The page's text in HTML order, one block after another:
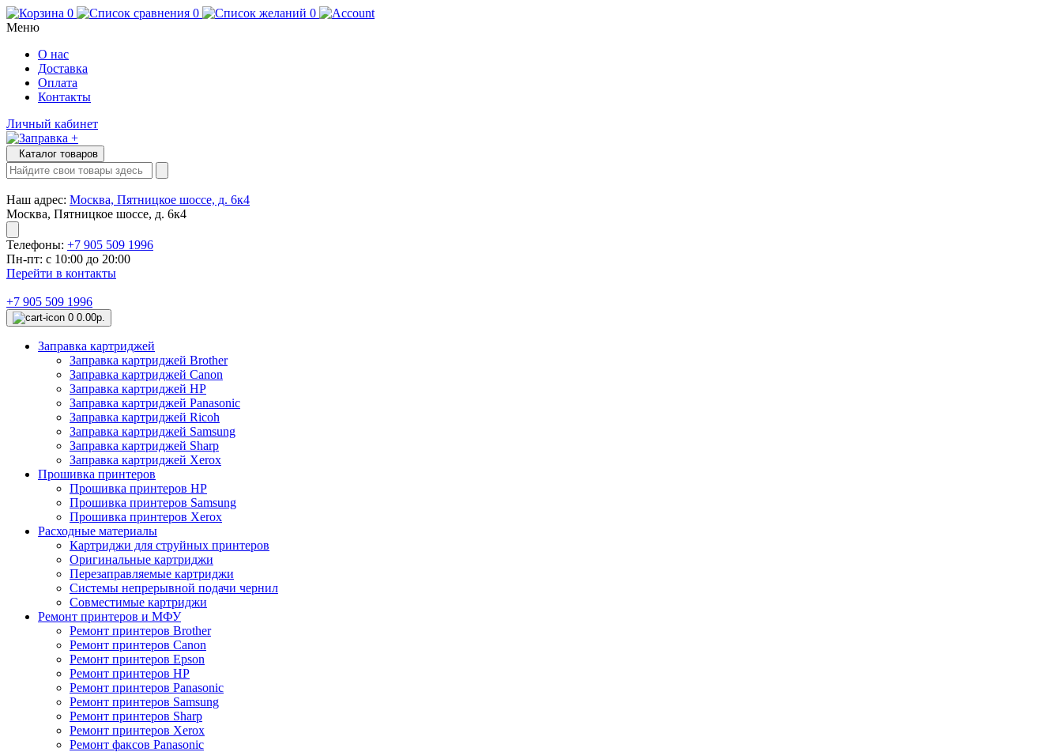
0 0
0
Меню
О нас
Доставка
Оплата
Контакты
Личный кабинет
Каталог товаров
Наш адрес: Москва, Пятницкое шоссе, д. 6к4
Москва, Пятницкое шоссе, д. 6к4
Телефоны: +7 905 509 1996
Пн-пт: с 10:00 до 20:00
Перейти в контакты
+7 905 509 1996
0 0.00р.
Заправка картриджей
Заправка картриджей Brother
Заправка картриджей Canon
Заправка картриджей HP
Заправка картриджей Panasonic
Заправка картриджей Ricoh
Заправка картриджей Samsung
Заправка картриджей Sharp
Заправка картриджей Xerox
Прошивка принтеров
Прошивка принтеров HP
Прошивка принтеров Samsung
Прошивка принтеров Xerox
Расходные материалы
Картриджи для струйных принтеров
Оригинальные картриджи
Перезаправляемые картриджи
Системы непрерывной подачи чернил
Совместимые картриджи
Ремонт принтеров и МФУ
Ремонт принтеров Brother
Ремонт принтеров Canon
Ремонт принтеров Epson
Ремонт принтеров HP
Ремонт принтеров Panasonic
Ремонт принтеров Samsung
Ремонт принтеров Sharp
Ремонт принтеров Xerox
Ремонт факсов Panasonic